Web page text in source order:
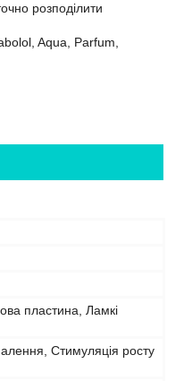
розподілити
Aqua, Parfum,
пластина, Ламкі
Стимуляція росту